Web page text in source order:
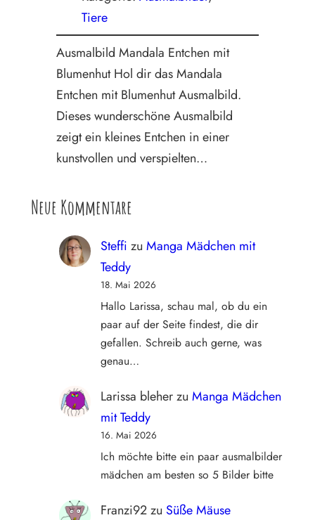
Tiere
Ausmalbild Mandala Entchen mit
Blumenhut Hol dir das Mandala
Entchen mit Blumenhut Ausmalbild.
Dieses wunderschöne Ausmalbild
zeigt ein kleines Entchen in einer
kunstvollen und verspielten…
Neue Kommentare
Steffi zu Manga Mädchen mit
Teddy
18. Mai 2026
Hallo Larissa, schau mal, ob du ein
paar auf der Seite findest, die dir
gefallen. Schreib auch gerne, was
genau…
Larissa bleherzu Manga Mädchen
mit Teddy
16. Mai 2026
Ich möchte bitte ein paar ausmalbilder
mädchen am besten so 5 Bilder bitte
Franzi92zu Süße Mäuse